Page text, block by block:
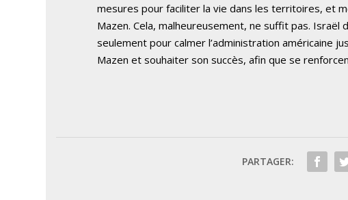
mesures pour faciliter la vie dans les territoires, et
Mazen. Cela, malheureusement, ne suffit pas.
seulement pour calmer l’administration américaine
Mazen et souhaiter son succès, afin que se
PARTAGER: